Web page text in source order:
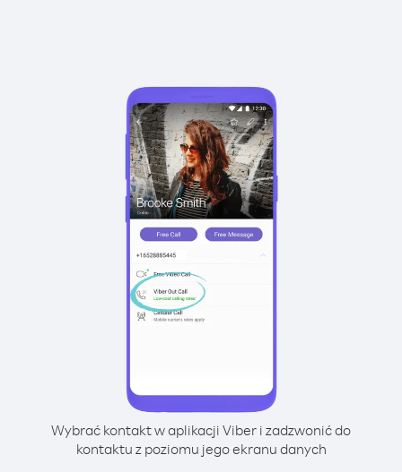
Wybrać kontakt w aplikacji Viber i zadzwonić do
kontaktu z poziomu jego ekranu danych